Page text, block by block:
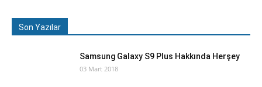
Son Yazılar
Samsung Galaxy S9 Plus Hakkında Herşey
03 Mart 2018